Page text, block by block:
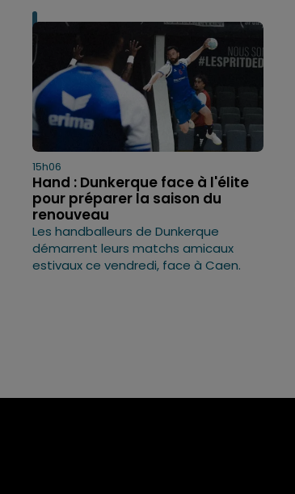
15h06
Hand : Dunkerque face à l'élite
pour préparer la saison du
renouveau
Les handballeurs de Dunkerque
démarrent leurs matchs amicaux
estivaux ce vendredi, face à Caen.